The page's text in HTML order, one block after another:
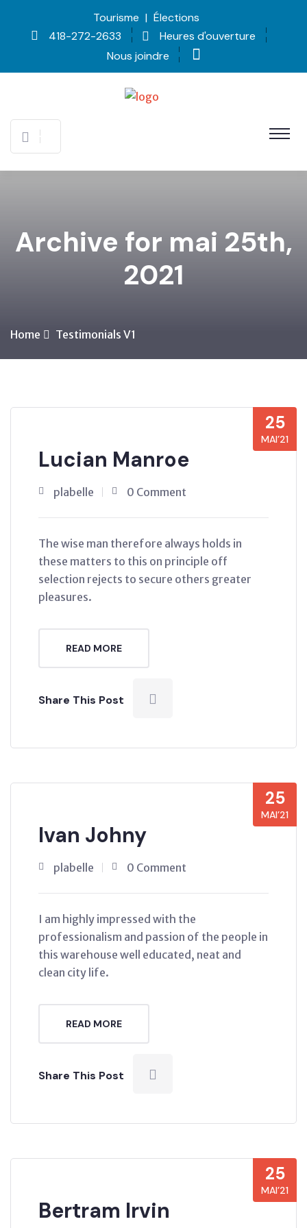
Tourisme | Élections
418-272-2633
Heures d'ouverture
Nous joindre
Archive for mai 25th,
2021
Home Testimonials V1
25
MAI’21
Lucian Manroe
plabelle 0 Comment
The wise man therefore always holds in
these matters to this on principle off
selection rejects to secure others greater
pleasures.
READ MORE
Share This Post
25
MAI’21
Ivan Johny
plabelle 0 Comment
I am highly impressed with the
professionalism and passion of the people in
this warehouse well educated, neat and
clean city life.
READ MORE
Share This Post
25
MAI’21
Bertram Irvin